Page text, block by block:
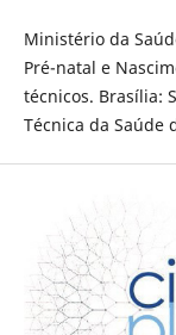
Ministério da
Pré-natal e
técnicos. Brasília:
Técnica da Saúde